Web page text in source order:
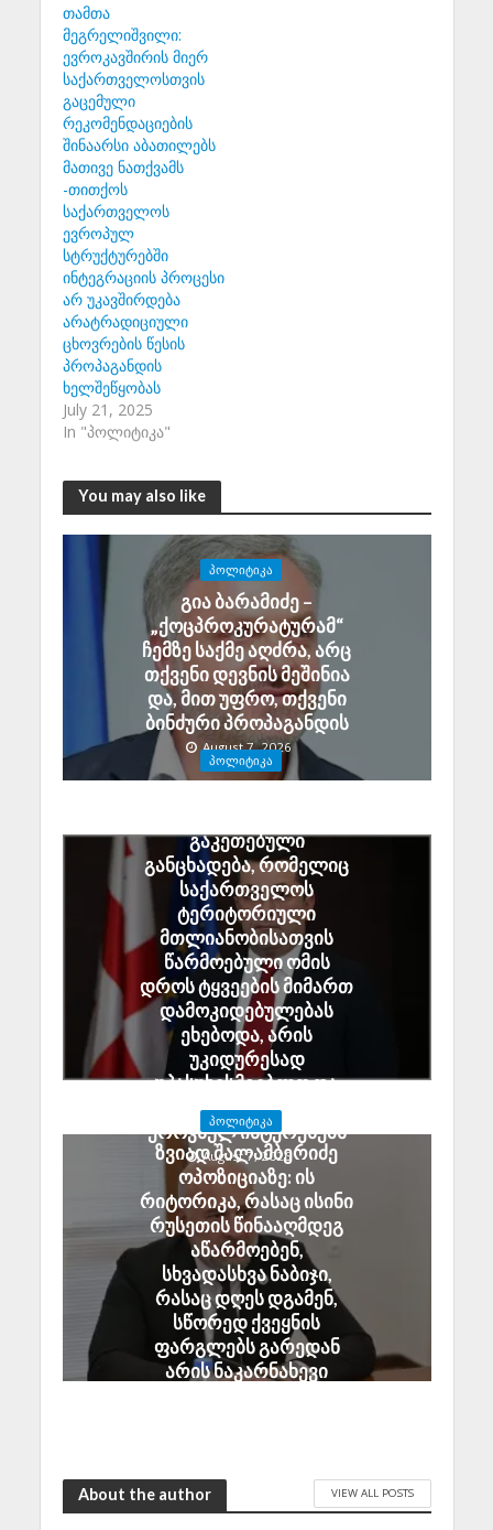
თამთა
მეგრელიშვილი:
ევროკავშირის მიერ
საქართველოსთვის
გაცემული
რეკომენდაციების
შინაარსი აბათილებს
მათივე ნათქვამს
-თითქოს
საქართველოს
ევროპულ
სტრუქტურებში
ინტეგრაციის პროცესი
არ უკავშირდება
არატრადიციული
ცხოვრების წესის
პროპაგანდის
ხელშეწყობას
July 21, 2025
In "პოლიტიკა"
You may also like
ᲞᲝᲚᲘᲢᲘᲙᲐ
გია ბარამიძე –
„ქოცპროკურატურამ“
ჩემზე საქმე აღძრა, არც
თქვენი დევნის მეშინია
და, მით უფრო, თქვენი
ბინძური პროპაგანდის
August 7, 2026
ᲞᲝᲚᲘᲢᲘᲙᲐ
გაკეთებული
განცხადება, რომელიც
საქართველოს
ტერიტორიული
მთლიანობისათვის
წარმოებული ომის
დროს ტყვეების მიმართ
დამოკიდებულებას
ეხებოდა, არის
უკიდურესად
უპასუხისმგებლო და
აზიანებს საქართველოს
ეროვნულ ინტერესებს
August 7, 2026
ᲞᲝᲚᲘᲢᲘᲙᲐ
ზვიად შალამბერიძე
ოპოზიციაზე: ის
რიტორიკა, რასაც ისინი
რუსეთის წინააღმდეგ
აწარმოებენ,
სხვადასხვა ნაბიჯი,
რასაც დღეს დგამენ,
სწორედ ქვეყნის
ფარგლებს გარედან
არის ნაკარნახევი
About the author VIEW ALL POSTS